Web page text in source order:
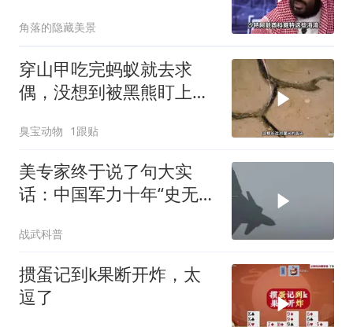
角落的隐藏美景
穿山甲吃完蚂蚁就去求
偶，没想到被黑熊盯上
臭宝动物 1跟贴
美专家终于说了句大实
话：中国军力十年“史无前
住了
战武科普
掼蛋记到k果断开炸，太
逗了